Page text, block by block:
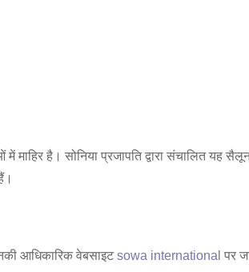
है। सोनिया प्रजापति द्वारा संचालित यह
आधिकारिक वेबसाइटsowa international पर